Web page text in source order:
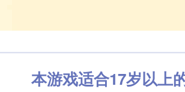
本游戏适合17岁以上